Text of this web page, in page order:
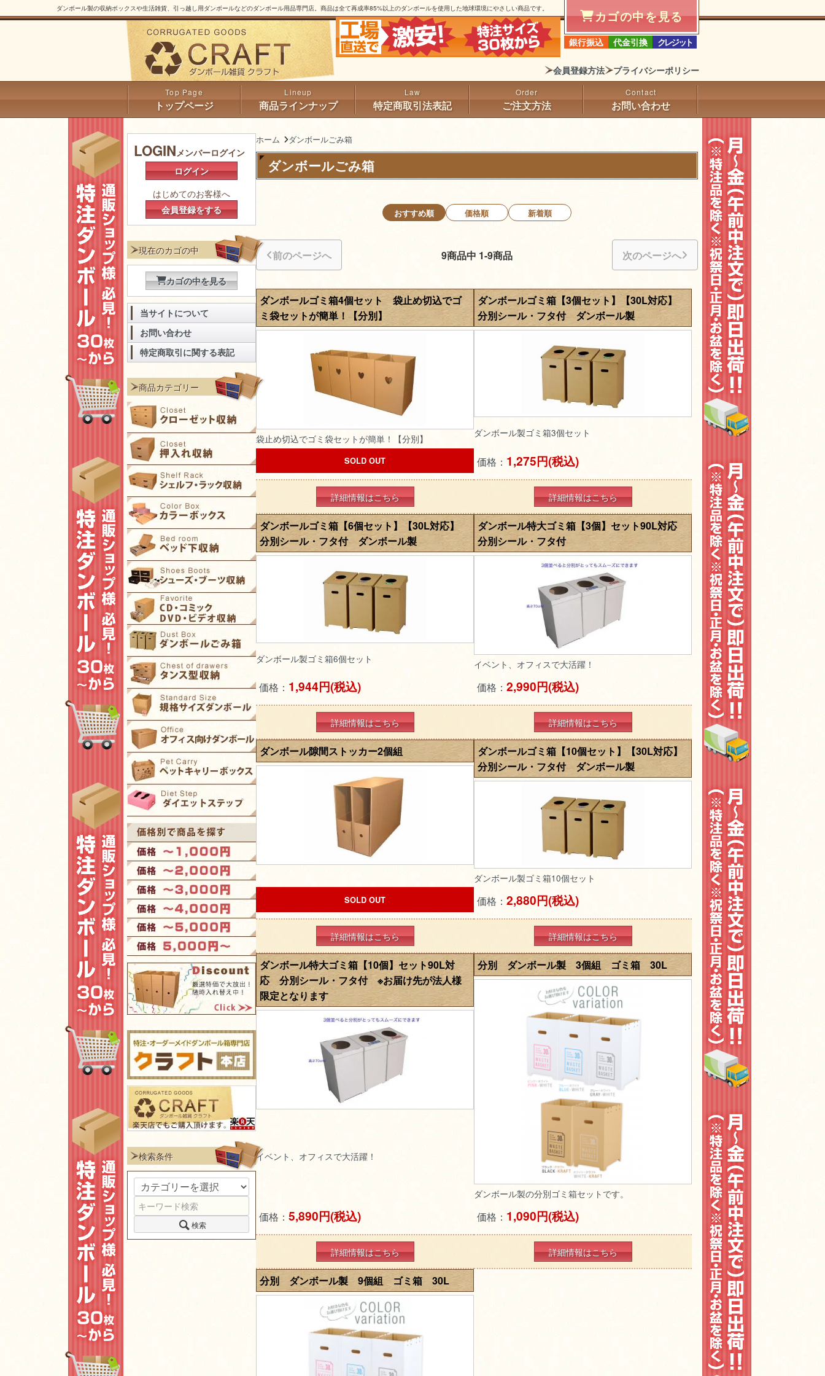
ダンボール製の収納ボックスや生活雑貨、引っ越し用ダンボールなどのダンボール用品専門店。商品は全て再成率85%以上のダンボールを使用した地球環境にやさしい商品です。 カゴの中を見る
銀行振込 代金引換 クレジット
会員登録方法 プライバシーポリシー
トップページ 商品ラインナップ 特定商取引法表記 ご注文方法 お問い合わせ
ホーム ダンボールごみ箱
ダンボールごみ箱
おすすめ順 価格順 新着順
前のページへ 9商品中 1-9商品 次のページへ
ダンボールゴミ箱4個セット 袋止め切込でゴ
ミ袋セットが簡単！【分別】
袋止め切込でゴミ袋セットが簡単！【分別】
SOLD OUT
詳細情報はこちら
ダンボールゴミ箱【3個セット】【30L対応】
分別シール・フタ付 ダンボール製
ダンボール製ゴミ箱3個セット
価格： 1,275円(税込)
詳細情報はこちら
ダンボールゴミ箱【6個セット】【30L対応】
分別シール・フタ付 ダンボール製
ダンボール製ゴミ箱6個セット
価格： 1,944円(税込)
詳細情報はこちら
ダンボール特大ゴミ箱【3個】セット90L対応
分別シール・フタ付
イベント、オフィスで大活躍！
価格： 2,990円(税込)
詳細情報はこちら
ダンボール隙間ストッカー2個組
SOLD OUT
詳細情報はこちら
ダンボールゴミ箱【10個セット】【30L対応】
分別シール・フタ付 ダンボール製
ダンボール製ゴミ箱10個セット
価格： 2,880円(税込)
詳細情報はこちら
ダンボール特大ゴミ箱【10個】セット90L対
応 分別シール・フタ付 ※お届け先が法人様
限定となります
イベント、オフィスで大活躍！
価格： 5,890円(税込)
詳細情報はこちら
分別 ダンボール製 3個組 ゴミ箱 30L
ダンボール製の分別ゴミ箱セットです。
価格： 1,090円(税込)
詳細情報はこちら
分別 ダンボール製 9個組 ゴミ箱 30L
LOGINメンバーログイン
ログイン
はじめてのお客様へ
会員登録をする
現在のカゴの中
カゴの中を見る
当サイトについて
お問い合わせ
特定商取引に関する表記
商品カテゴリー
検索条件
検索